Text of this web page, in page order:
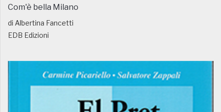
Com'è bella Milano
di Albertina Fancetti
EDB Edizioni